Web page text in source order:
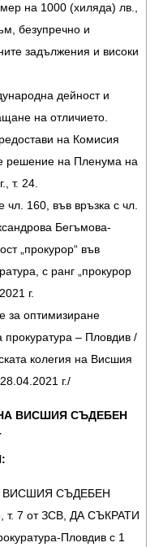
на 1000 (хиляда) лв.,
безупречно и
задължения и високи
дейност и
на отличието.
на Комисия
решение на Пленума на
т. 24.
160, във връзка с чл.
Бегъмова-
„прокурор“ във
с ранг „прокурор
г.
оптимизиране
прокуратура – Пловдив /
колегия на Висшия
г./
ВИСШИЯ СЪДЕБЕН
ВИСШИЯ СЪДЕБЕН
т. 7 от ЗСВ, ДА СЪКРАТИ
Пловдив с 1